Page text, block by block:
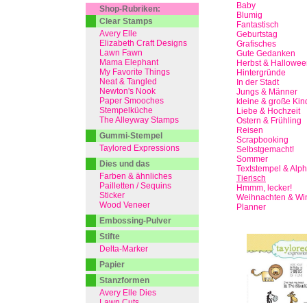
Baby
Blumig
Fantastisch
Geburtstag
Grafisches
Gute Gedanken
Herbst &
Hintergründe
In der Stadt
Jungs & Männer
kleine & große
Liebe & Hochzeit
Ostern & Frühling
Reisen
Scrapbooking
Selbstgemacht!
Sommer
Textstempel &
Tierisch
Hmmm, lecker!
Weihnachten &
Planner
Shop-Rubriken:
Clear Stamps
Avery Elle
Elizabeth Craft Designs
Lawn Fawn
Mama Elephant
My Favorite Things
Neat & Tangled
Newton's Nook
Paper Smooches
Stempelküche
The Alleyway Stamps
Gummi-Stempel
Taylored Expressions
Dies und das
Farben & ähnliches
Pailletten / Sequins
Sticker
Wood Veneer
Embossing-Pulver
Stifte
Delta-Marker
Papier
Stanzformen
Avery Elle Dies